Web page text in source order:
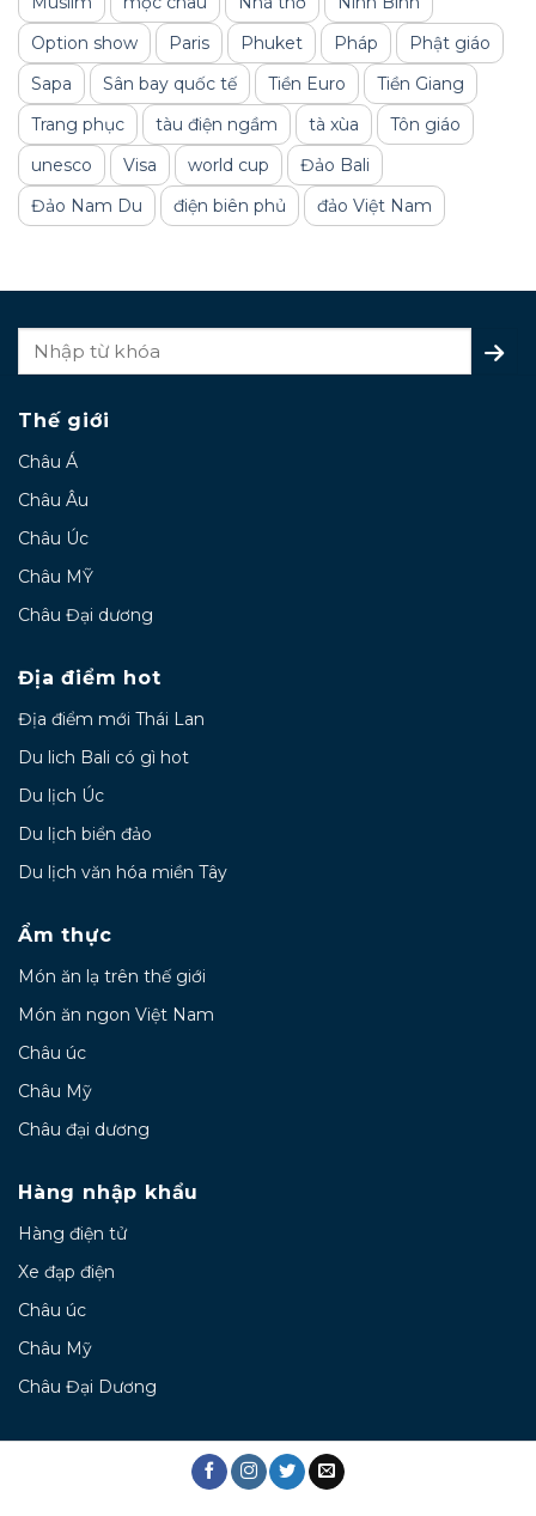
Option show
Paris Phuket Pháp
Phật giáo
Sapa
Sân bay quốc tế Tiền Euro
Tiền Giang
Trang phục
tàu điện ngầm tà xùa
Tôn giáo
unesco
Visa world cup
Đảo Bali
Đảo Nam Du
điện biên phủ đảo Việt Nam
Thế giới
Châu Á
Châu Âu
Châu Úc
Châu MỸ
Châu Đại dương
Địa điểm hot
Địa điểm mới Thái Lan
Du lich Bali có gì hot
Du lịch Úc
Du lịch biển đảo
Du lịch văn hóa miền Tây
Ẩm thực
Món ăn lạ trên thế giới
Món ăn ngon Việt Nam
Châu úc
Châu Mỹ
Châu đại dương
Hàng nhập khẩu
Hàng điện tử
Xe đạp điện
Châu úc
Châu Mỹ
Châu Đại Dương